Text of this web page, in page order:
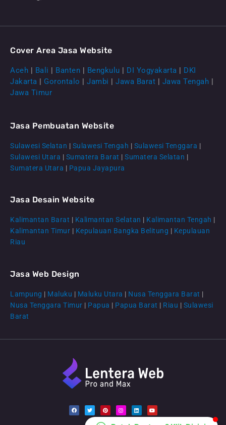
CS Lenteraweb
Cover Area Jasa Website
Aceh Bali Banten Bengkulu DI Yogyakarta
DKI
Jakarta
Gorontalo Jambi Jawa Barat Jawa Tengah
Jawa Timur
Jasa Pembuatan Website
Sulawesi Selatan | Sulawesi Tengah | Sulawesi Tenggara |
Sulawesi Utara | Sumatera Barat | Sumatera Selatan |
Sumatera Utara | Papua Jayapura
Jasa Desain Website
Kalimantan Barat | Kalimantan Selatan | Kalimantan Tengah |
Kalimantan Timur | Kepulauan Bangka Belitung | Kepulauan
Riau
Jasa Web Design
Lampung | Maluku | Maluku Utara | Nusa Tenggara Barat |
Nusa Tenggara Timur | Papua | Papua Barat | Riau | Sulawesi
Barat
F
a
c
T
w
i
t
P
i
n
I
n
s
L
i
n
Y
o
u